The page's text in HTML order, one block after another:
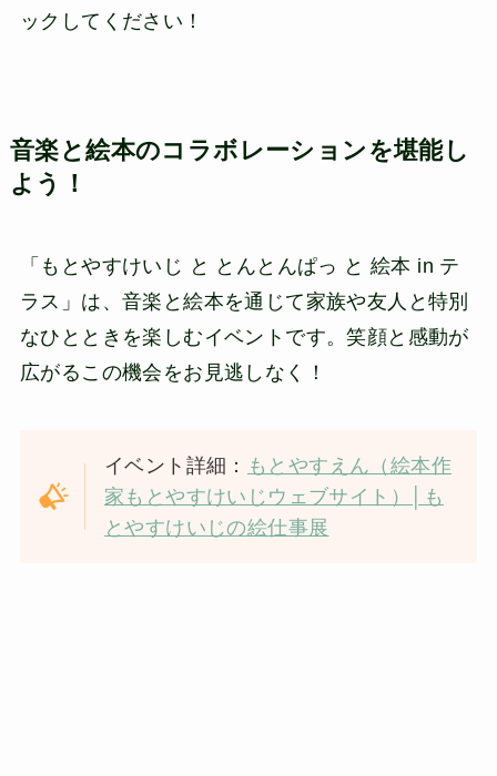
ックしてください！
音楽と絵本のコラボレーションを堪能し
よう！
「もとやすけいじ と とんとんぱっ と 絵本 in テ
ラス」は、音楽と絵本を通じて家族や友人と特別
なひとときを楽しむイベントです。笑顔と感動が
広がるこの機会をお見逃しなく！
イベント詳細： もとやすえん（絵本作
家もとやすけいじウェブサイト）│も
とやすけいじの絵仕事展